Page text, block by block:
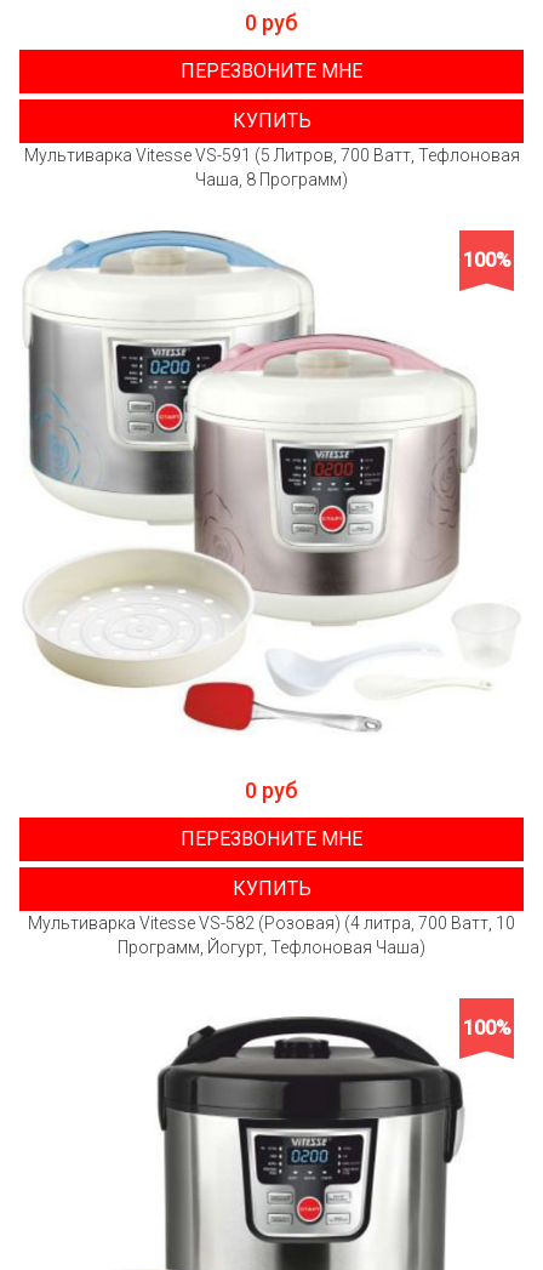
0 руб
ПЕРЕЗВОНИТЕ МНЕ
КУПИТЬ
Мультиварка Vitesse VS-591 (5 Литров, 700 Ватт, Тефлоновая
Чаша, 8 Программ)
100%
0 руб
ПЕРЕЗВОНИТЕ МНЕ
КУПИТЬ
Мультиварка Vitesse VS-582 (Розовая) (4 литра, 700 Ватт, 10
Программ, Йогурт, Тефлоновая Чаша)
100%